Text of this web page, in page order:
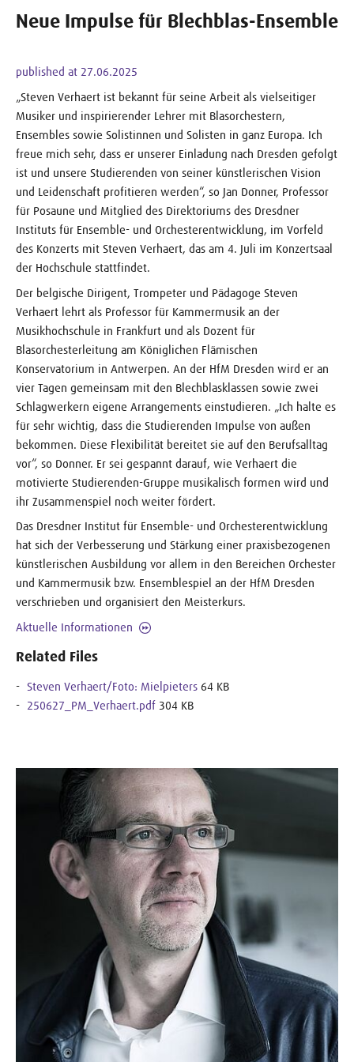
Neue Impulse für Blechblas-Ensemble
published at 27.06.2025
„Steven Verhaert ist bekannt für seine Arbeit als vielseitiger
Musiker und inspirierender Lehrer mit Blasorchestern,
Ensembles sowie Solistinnen und Solisten in ganz Europa. Ich
freue mich sehr, dass er unserer Einladung nach Dresden gefolgt
ist und unsere Studierenden von seiner künstlerischen Vision
und Leidenschaft profitieren werden“, so Jan Donner, Professor
für Posaune und Mitglied des Direktoriums des Dresdner
Instituts für Ensemble- und Orchesterentwicklung, im Vorfeld
des Konzerts mit Steven Verhaert, das am 4. Juli im Konzertsaal
der Hochschule stattfindet.
Der belgische Dirigent, Trompeter und Pädagoge Steven
Verhaert lehrt als Professor für Kammermusik an der
Musikhochschule in Frankfurt und als Dozent für
Blasorchesterleitung am Königlichen Flämischen
Konservatorium in Antwerpen. An der HfM Dresden wird er an
vier Tagen gemeinsam mit den Blechblasklassen sowie zwei
Schlagwerkern eigene Arrangements einstudieren. „Ich halte es
für sehr wichtig, dass die Studierenden Impulse von außen
bekommen. Diese Flexibilität bereitet sie auf den Berufsalltag
vor“, so Donner. Er sei gespannt darauf, wie Verhaert die
motivierte Studierenden-Gruppe musikalisch formen wird und
ihr Zusammenspiel noch weiter fördert.
Das Dresdner Institut für Ensemble- und Orchesterentwicklung
hat sich der Verbesserung und Stärkung einer praxisbezogenen
künstlerischen Ausbildung vor allem in den Bereichen Orchester
und Kammermusik bzw. Ensemblespiel an der HfM Dresden
verschrieben und organisiert den Meisterkurs.
Aktuelle Informationen
Related Files
Steven Verhaert/Foto: Mielpieters 64 KB
250627_PM_Verhaert.pdf 304 KB